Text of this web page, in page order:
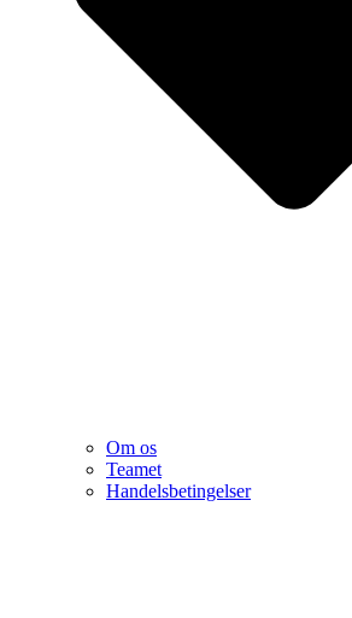
Om os
Teamet
Handelsbetingelser